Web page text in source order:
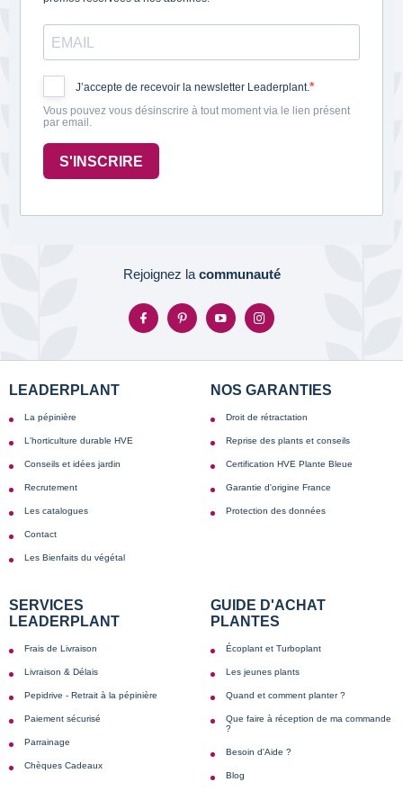
J’accepte de recevoir la newsletter Leaderplant.
Vous pouvez vous désinscrire à tout moment via le lien présent
par email.
S'INSCRIRE
Rejoignez la communauté
LEADERPLANT
La pépinière
L'horticulture durable HVE
Conseils et idées jardin
Recrutement
Les catalogues
Contact
Les Bienfaits du végétal
NOS GARANTIES
Droit de rétractation
Reprise des plants et conseils
Certification HVE Plante Bleue
Garantie d'origine France
Protection des données
SERVICES
LEADERPLANT
Frais de Livraison
Livraison & Délais
Pepidrive - Retrait à la pépinière
Paiement sécurisé
Parrainage
Chèques Cadeaux
GUIDE D'ACHAT
PLANTES
Écoplant et Turboplant
Les jeunes plants
Quand et comment planter ?
Que faire à réception de ma commande
?
Besoin d'Aide ?
Blog